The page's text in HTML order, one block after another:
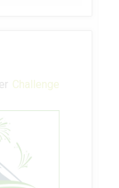
Challenge